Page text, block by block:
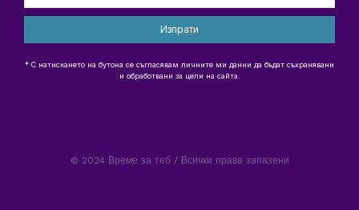
Изпрати
* С натискането на бутона се съгласявам личните ми данни да бъдат съхранявани
и обработвани за цели на сайта.
© 2024 Време за теб / Всички права запазени